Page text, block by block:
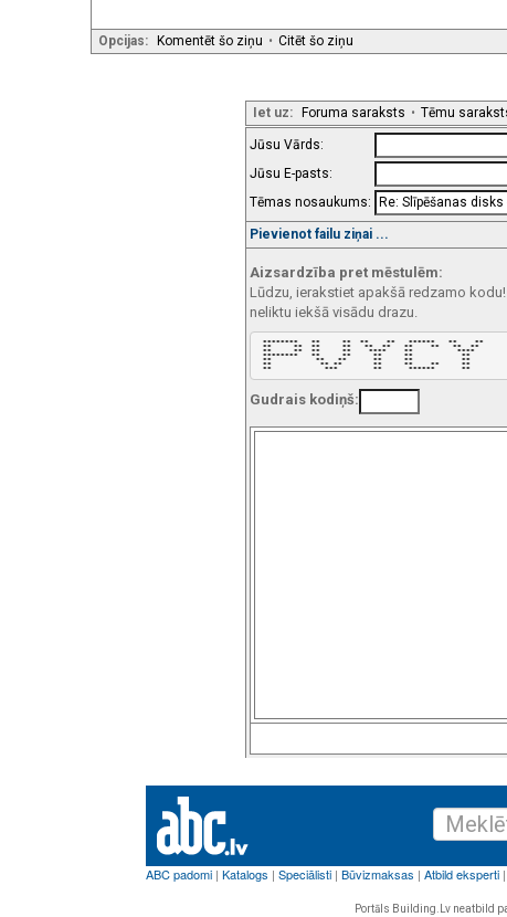
Opcijas: Komentēt šo ziņu • Citēt šo ziņu
Iet uz: Foruma saraksts • Tēmu
Jūsu Vārds:
Jūsu E-pasts:
Tēmas nosaukums:
Pievienot failu ziņai ...
Aizsardzība pret mēstulēm:
Lūdzu, ierakstiet apakšā redzamo
neliktu iekšā visādu drazu.
********   **     **  **    **   ******   **    **
**     **  **     **   **  **   **    **   **  **
**     **  **     **    ****    **          ****
********   **     **     **     **           **
**          **   **      **     **           **
**           ** **       **     **    **     **
**            ***        **      ******      **
Gudrais kodiņš:
Portāls Building.Lv neatbild